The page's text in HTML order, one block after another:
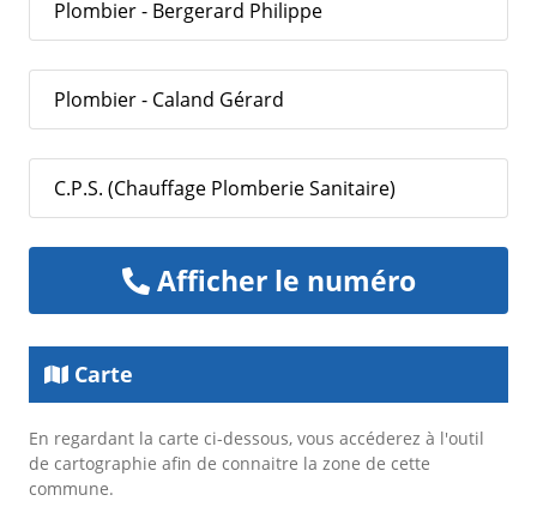
Plombier - Bergerard Philippe
Plombier - Caland Gérard
C.P.S. (Chauffage Plomberie Sanitaire)
Afficher le numéro
Carte
En regardant la carte ci-dessous, vous accéderez à l'outil
de cartographie afin de connaitre la zone de cette
commune.